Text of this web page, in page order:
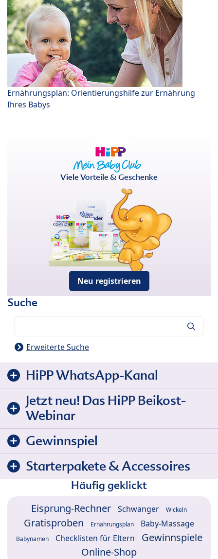
Ernährungsplan: Orientierungshilfe zur Ernährung
Ihres Babys
Viele Vorteile & Geschenke
Neu registrieren
Suche
Erweiterte Suche
HiPP WhatsApp-Kanal
Jetzt neu! Das HiPP Beikost-
Webinar
Gewinnspiel
Starterpakete & Accessoires
Häufig geklickt
Eisprung-Rechner Schwanger Wickeln
Gratisproben Ernährungsplan Baby-Massage
Babynamen Checklisten für Eltern
Gewinnspiele
Online-Shop